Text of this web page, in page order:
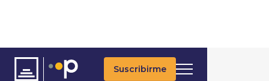
Suscribirme